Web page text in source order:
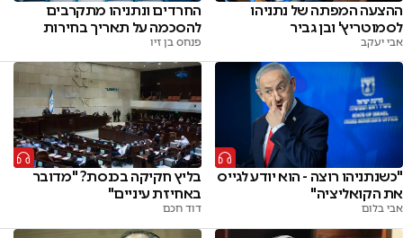
ההצעה המפתה של נתניהו
לסמוטריץ' ובן גביר
אבי יעקב
החרדים ונתניהו מתקרבים
להסכמה על תאריך בחירות
פנחס בן זיו
"כשנתניהו רוצה - הוא יודע לגייס
את הקואליציה"
אבי בלום
בליץ חקיקה בכנסת? "מדובר
באחיזת עיניים"
דוד חכם